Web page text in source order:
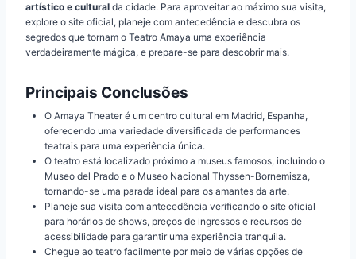
artístico e cultural da cidade. Para aproveitar ao máximo sua visita,
explore o site oficial, planeje com antecedência e descubra os
segredos que tornam o Teatro Amaya uma experiência
verdadeiramente mágica, e prepare-se para descobrir mais.
Principais Conclusões
O Amaya Theater é um centro cultural em Madrid, Espanha,
oferecendo uma variedade diversificada de performances
teatrais para uma experiência única.
O teatro está localizado próximo a museus famosos, incluindo o
Museo del Prado e o Museo Nacional Thyssen-Bornemisza,
tornando-se uma parada ideal para os amantes da arte.
Planeje sua visita com antecedência verificando o site oficial
para horários de shows, preços de ingressos e recursos de
acessibilidade para garantir uma experiência tranquila.
Chegue ao teatro facilmente por meio de várias opções de